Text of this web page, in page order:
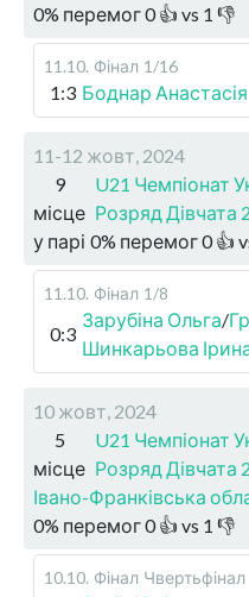
0% перемог0👍 vs 1 👎
11.10. Фінал 1/16
1:3 Боднар Анастасія
11-12 жовт, 2024
9
місце
U21 Чемпіонат
Розряд Дівчата
у парі 0% перемог0👍
11.10. Фінал 1/8
0:3
Зарубіна Ольга/
Шинкарьова
10 жовт, 2024
5
місце
U21 Чемпіонат
Розряд Дівчата
Івано-Франківська
0% перемог0👍 vs 1 👎
10.10. Фінал Чвертьфінал